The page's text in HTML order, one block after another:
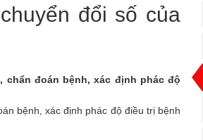
đổi số của
đoán bệnh, xác định phác độ
bệnh, xác định phác độ điều trị bệnh